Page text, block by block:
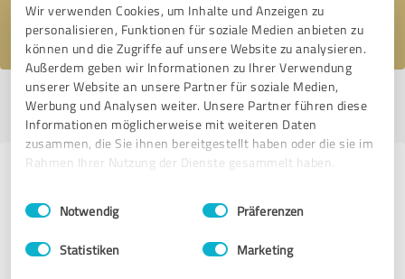
Wir verwenden Cookies, um Inhalte und Anzeigen zu
personalisieren, Funktionen für soziale Medien anbieten zu
können und die Zugriffe auf unsere Website zu analysieren.
Außerdem geben wir Informationen zu Ihrer Verwendung
unserer Website an unsere Partner für soziale Medien,
Werbung und Analysen weiter. Unsere Partner führen diese
Informationen möglicherweise mit weiteren Daten
zusammen, die Sie ihnen bereitgestellt haben oder die sie im
Rahmen Ihrer Nutzung der Dienste gesammelt haben.
Impressum Datenschutzbestimmungen
Einwilligungsauswahl
Notwendig Präferenzen
Statistiken Marketing
Ich stimme den Datenschutzbestimmungenzu.
Profil aktiv seit 27.07.2022 |Letzte Aktualisierung: 27.07.2022|Profil
melden
Anbietern aus dem Bereich Events